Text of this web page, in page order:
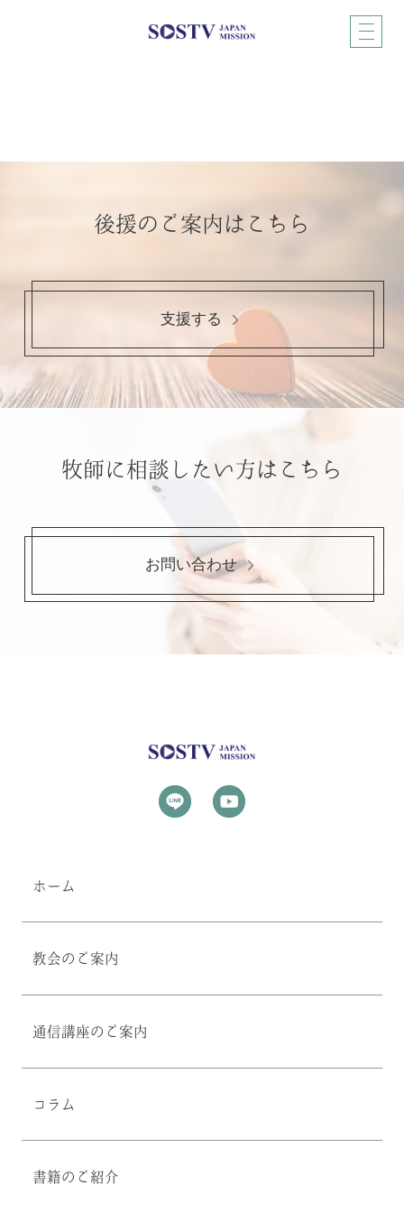
後援のご案内はこちら
支援する
牧師に相談したい方はこちら
お問い合わせ
ホーム
教会のご案内
通信講座のご案内
コラム
書籍のご紹介